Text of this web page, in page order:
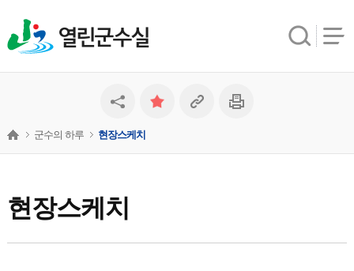
열린군수실
현장스케치
군수의 하루 현장스케치